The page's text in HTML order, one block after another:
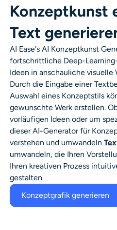
Video-Werkzeuge
Videoeffekte
Video-Verstärker
Video-Wasserzeichen-
Konzeptkunst
Text
AI Ease's AI Konzeptkunst
fortschrittliche Deep-
Ideen in anschauliche visuelle
Durch die Eingabe einer
Auswahl eines Konzeptstils
gewünschte Werk erstellen.
vorläufigen Ideen oder um
dieserAI-Generator für
verstehen und umwandeln
umwandeln, die Ihren
Ihren kreativen Prozess
gestalten.
Konzeptgrafik generieren